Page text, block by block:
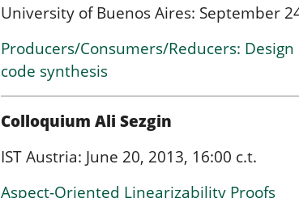
University of Buenos Aires: September
Producers/Consumers/Reducers:
code synthesis
Colloquium Ali Sezgin
IST Austria: June 20, 2013, 16:00 c.t.
Aspect-Oriented Linearizability Proofs